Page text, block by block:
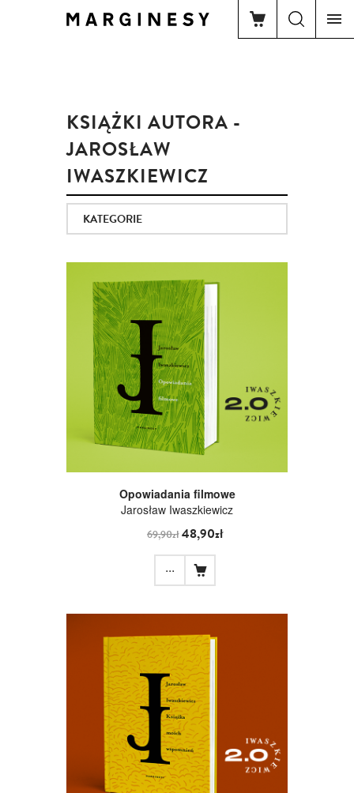
KSIĄŻKI AUTORA -
JAROSŁAW
IWASZKIEWICZ
KATEGORIE
Opowiadania filmowe
Jarosław Iwaszkiewicz
69,90zł48,90zł
...